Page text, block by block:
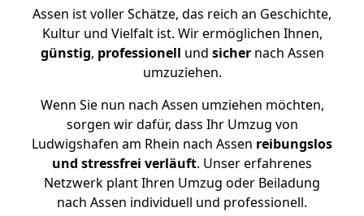
Assen ist voller Schätze, das reich an Geschichte,
Kultur und Vielfalt ist. Wir ermöglichen Ihnen,
günstig, professionell und sichernach Assen
umzuziehen.
Wenn Sie nun nach Assen umziehen möchten,
sorgen wir dafür, dass Ihr Umzug von
Ludwigshafen am Rhein nach Assen reibungslos
und stressfrei verläuft. Unser erfahrenes
Netzwerk plant Ihren Umzug oder Beiladung
nach Assen individuell und professionell.